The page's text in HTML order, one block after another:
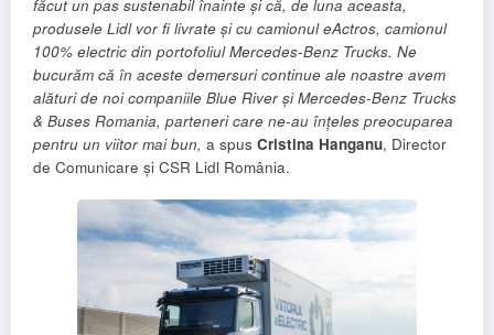
făcut un pas sustenabil înainte și că, de luna aceasta,
produsele Lidl vor fi livrate și cu camionul eActros, camionul
100% electric din portofoliul Mercedes-Benz Trucks. Ne
bucurăm că în aceste demersuri continue ale noastre avem
alături de noi companiile Blue River și Mercedes-Benz Trucks
& Buses Romania, parteneri care ne-au înțeles preocuparea
pentru un viitor mai bun, a spus Cristina Hanganu, Director
de Comunicare și CSR Lidl România.